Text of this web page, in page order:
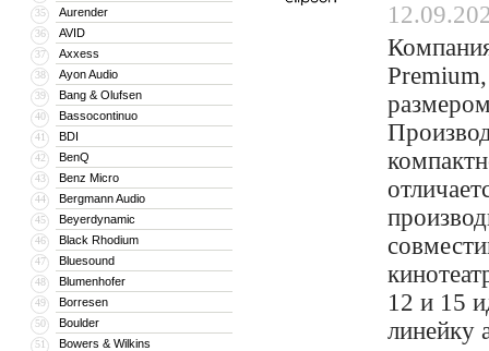
35 Aurender
36 AVID
37 Axxess
38 Ayon Audio
39 Bang & Olufsen
40 Bassocontinuo
41 BDI
42 BenQ
43 Benz Micro
44 Bergmann Audio
45 Beyerdynamic
46 Black Rhodium
47 Bluesound
48 Blumenhofer
49 Borresen
50 Boulder
51 Bowers & Wilkins
12 и 15
линейку